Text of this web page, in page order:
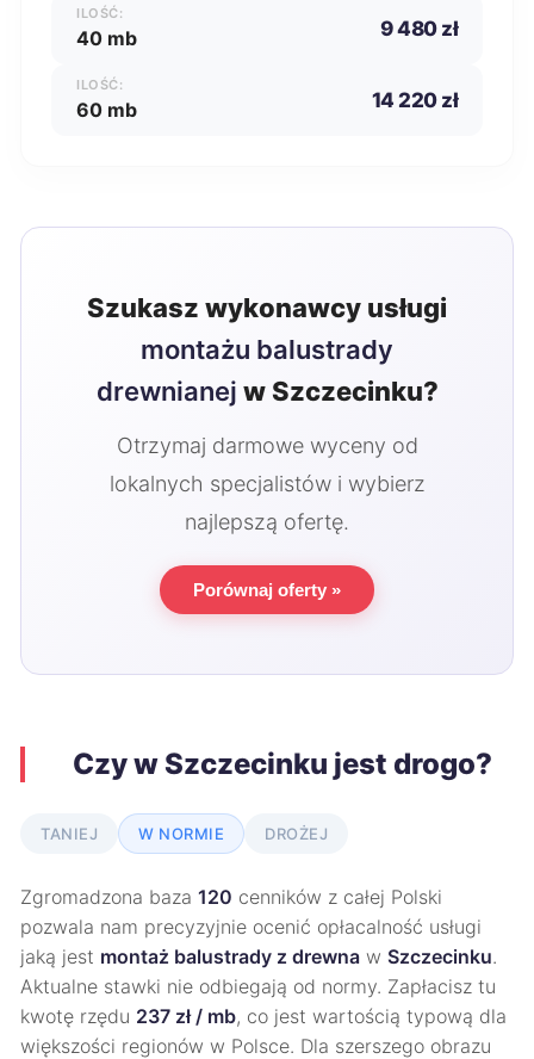
ILOŚĆ:
40 mb 9 480 zł
ILOŚĆ:
60 mb 14 220 zł
Szukasz wykonawcy usługi
montażu balustrady
drewnianej w Szczecinku?
Otrzymaj darmowe wyceny od
lokalnych specjalistów i wybierz
najlepszą ofertę.
Porównaj oferty »
Czy w Szczecinku jest drogo?
TANIEJ W NORMIE DROŻEJ
Zgromadzona baza 120 cenników z całej Polski
pozwala nam precyzyjnie ocenić opłacalność usługi
jaką jest montaż balustrady z drewna w Szczecinku.
Aktualne stawki nie odbiegają od normy. Zapłacisz tu
kwotę rzędu 237 zł / mb, co jest wartością typową dla
większości regionów w Polsce. Dla szerszego obrazu